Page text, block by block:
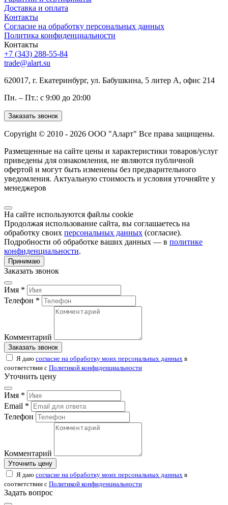
Доставка и оплата
Контакты
Согласие на обработку персональных данных
Политика конфиденциальности
Контакты
+7 (343) 288-55-84
trade@alart.su
620017, г. Екатеринбург, ул. Бабушкина, 5 литер А, офис 214
Пн. – Пт.: с 9:00 до 20:00
Заказать звонок
Copyright © 2010 - 2026 ООО "Аларт" Все права защищены.
Размещенные на сайте цены и характеристики товаров/услуг
приведены для ознакомления, не являются публичной
офертой и могут быть изменены без предварительного
уведомления. Актуальную стоимость и условия уточняйте у
менеджеров
На сайте используются файлы cookie
Продолжая использование сайта, вы соглашаетесь на
обработку своих персональных данных (согласие).
Подробности об обработке ваших данных — в политике
конфиденциальности.
Принимаю
Заказать звонок
Имя *
Телефон *
Комментарий
Заказать звонок
Я даю согласие на обработку моих персональных данных в
соответствии с Политикой конфиденциальности
Уточнить цену
Имя *
Email *
Телефон
Комментарий
Уточнить цену
Я даю согласие на обработку моих персональных данных в
соответствии с Политикой конфиденциальности
Задать вопрос